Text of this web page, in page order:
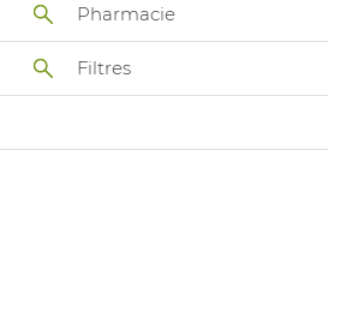
Pharmacie
Filtres